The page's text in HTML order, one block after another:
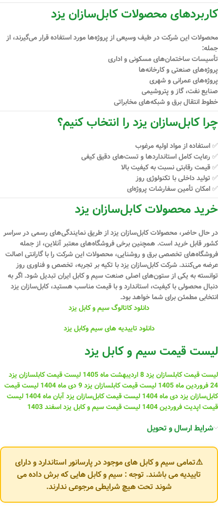
کاربردهای محصولات کابل‌سازان یزد
محصولات این شرکت در طیف وسیعی از پروژه‌ها مورد استفاده قرار می‌گیرند، از
جمله:
تأسیسات ساختمان‌های مسکونی و اداری
پروژه‌های صنعتی و کارخانه‌ها
پروژه‌های عمرانی و شهری
صنایع نفت، گاز و پتروشیمی
خطوط انتقال برق و شبکه‌های مخابراتی
چرا کابل‌سازان یزد را انتخاب کنیم؟
✅ استفاده از مواد اولیه مرغوب
✅ رعایت کامل استانداردها و تست‌های دقیق کیفی
✅ قیمت رقابتی نسبت به کیفیت بالا
✅ تولید داخلی با تکنولوژی روز
✅ امکان تأمین سفارشات پروژه‌ای
خرید محصولات کابل‌سازان یزد
در حال حاضر، محصولات کابل‌سازان یزد از طریق نمایندگی‌های رسمی در سراسر
کشور قابل خرید است. همچنین برخی فروشگاه‌های معتبر آنلاین، از جمله
فروشگاه‌های تخصصی برق و روشنایی، محصولات این شرکت را با گارانتی اصالت
عرضه می‌کنند. شرکت کابل‌سازان یزد با تکیه بر تجربه، تخصص و فناوری روز
توانسته به یکی از ستون‌های اصلی صنعت سیم و کابل ایران تبدیل شود. اگر به
دنبال محصولی با کیفیت، استاندارد و با قیمت مناسب هستید،کابل‌سازان یزد
انتخابی مطمئنبرای شما خواهد بود.
دانلود کاتالوگ سیم و کابل یزد
دانلود تاییدیه های سیم وکابل یزد
لیست قیمت سیم و کابل یزد
لیست قیمت کابلسازان یزد 8 اردیبهشت ماه 1405
لیست قیمت کابلسازان یزد
24 فروردین ماه 1405
لیست قیمت کابلسازان یزد 9 دی ماه 1404
لیست قیمت
کابل‌سازان یزد دی ماه 1404
لیست قیمت کابل‌سازان یزد آبان ماه 1404
لیست
قیمت اپدیت فروردین 1404
لیست قیمت سیم و کابل یزد اسفند 1403
شرایط ارسال و تحویل
⚠️تمامی سیم و کابل های موجود در پارسانور استاندارد و دارای
تاییدیه می باشند. توجه : سیم و کابل هایی که برش داده می
شوند تحت هیچ شرایطی مرجوعی ندارند.